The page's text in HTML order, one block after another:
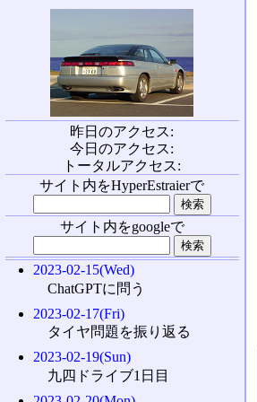
昨日のアクセス:
今日のアクセス:
トータルアクセス:
サイト内をHyperEstraierで
サイト内をgoogleで
2023-02-15(Wed)
ChatGPTに問う
2023-02-17(Fri)
タイヤ問題を振り返る
2023-02-19(Sun)
九四ドライブ1日目